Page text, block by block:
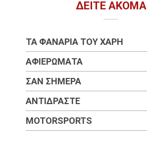
ΔΕΊΤΕ ΑΚΌΜΑ
ΤΑ ΦΑΝΆΡΙΑ ΤΟΥ ΧΆΡΗ
ΑΦΙΕΡΏΜΑΤΑ
ΣΑΝ ΣΉΜΕΡΑ
ΑΝΤΙΔΡΆΣΤΕ
MOTORSPORTS